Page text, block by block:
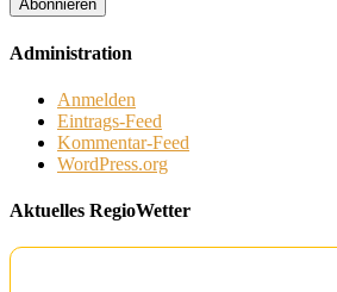
Administration
Anmelden
Eintrags-Feed
Kommentar-Feed
WordPress.org
Aktuelles RegioWetter